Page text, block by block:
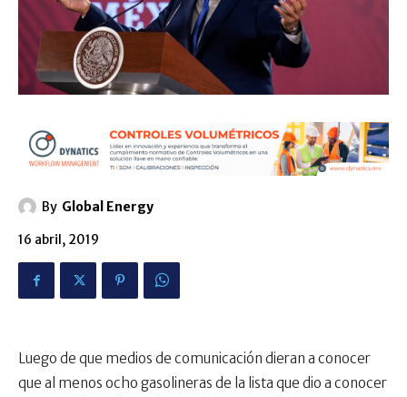
By Global Energy
16 abril, 2019
Luego de que medios de comunicación dieran a conocer
que al menos ocho gasolineras de la lista que dio a conocer